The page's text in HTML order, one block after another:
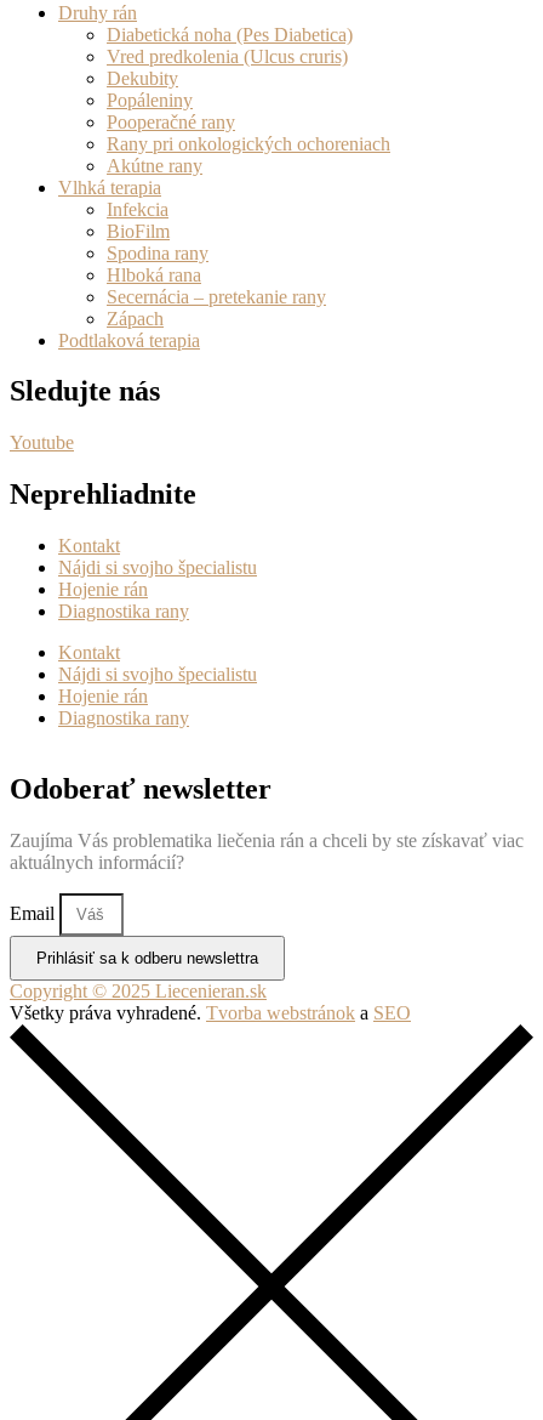
Druhy rán
Diabetická noha (Pes Diabetica)
Vred predkolenia (Ulcus cruris)
Dekubity
Popáleniny
Pooperačné rany
Rany pri onkologických ochoreniach
Akútne rany
Vlhká terapia
Infekcia
BioFilm
Spodina rany
Hlboká rana
Secernácia – pretekanie rany
Zápach
Podtlaková terapia
Sledujte nás
Youtube
Neprehliadnite
Kontakt
Nájdi si svojho špecialistu
Hojenie rán
Diagnostika rany
Kontakt
Nájdi si svojho špecialistu
Hojenie rán
Diagnostika rany
Odoberať newsletter
Zaujíma Vás problematika liečenia rán a chceli by ste získavať viac
aktuálnych informácií?
Email
Prihlásiť sa k odberu newslettra
Copyright © 2025 Liecenieran.sk
Všetky práva vyhradené. Tvorba webstránok a SEO